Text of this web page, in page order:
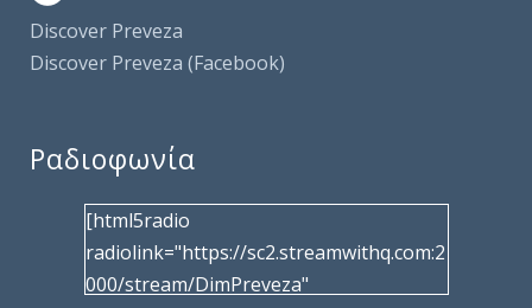
Discover Preveza
Discover Preveza (Facebook)
Ραδιοφωνία
[html5radio
radiolink="https://sc2.streamwithq.com:2
000/stream/DimPreveza"